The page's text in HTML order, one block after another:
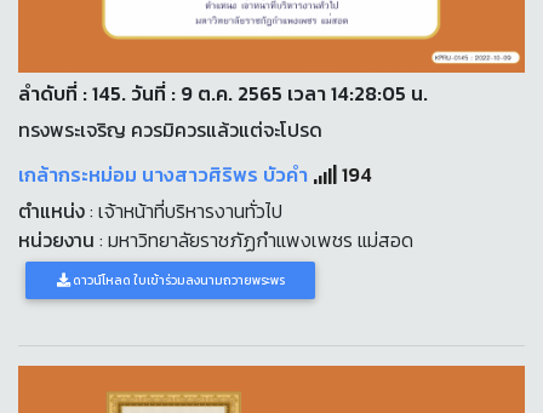
ลำดับที่ : 145. วันที่ : 9 ต.ค. 2565 เวลา 14:28:05 น.
ทรงพระเจริญ ควรมิควรแล้วแต่จะโปรด
เกล้ากระหม่อม นางสาวศิริพร บัวคำ
194
ตำแหน่ง: เจ้าหน้าที่บริหารงานทั่วไป
หน่วยงาน : มหาวิทยาลัยราชภัฏกำแพงเพชร แม่สอด
ดาวน์โหลด ใบเข้าร่วมลงนามถวายพระพร